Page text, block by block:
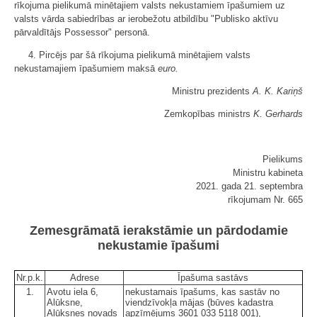
rīkojuma pielikumā minētajiem valsts nekustamiem īpašumiem uz
valsts vārda sabiedrības ar ierobežotu atbildību "Publisko aktīvu
pārvaldītājs Possessor" personā.
4. Pircējs par šā rīkojuma pielikumā minētajiem valsts
nekustamajiem īpašumiem maksā euro.
Ministru prezidentsA. K. Kariņš
Zemkopības ministrs K. Gerhards
Pielikums
Ministru kabineta
2021. gada 21. septembra
rīkojumam Nr. 665
Zemesgrāmatā ierakstāmie un pārdodamie
nekustamie īpašumi
Nr.p.k. Adrese
Īpašuma sastāvs
1.
Avotu iela 6,
Alūksne,
Alūksnes novads
nekustamais īpašums, kas sastāv no
viendzīvokļa mājas (būves kadastra
apzīmējums 3601 033 5118 001),